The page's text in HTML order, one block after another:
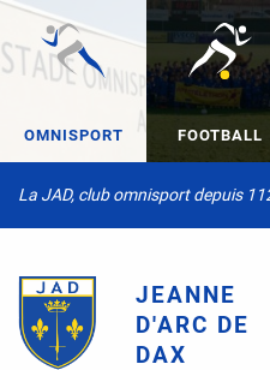
OMNISPORT FOOTBALL
La JAD, club omnisport depuis
JEANNE
D'ARC DE
DAX